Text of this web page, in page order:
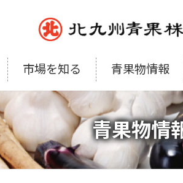
市場を知る 青果物情報
青果物情